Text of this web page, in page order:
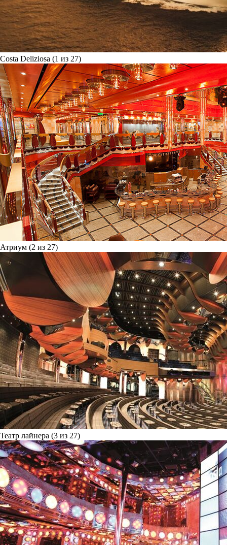
Costa Deliziosa (1 из 27)
Атриум (2 из 27)
Театр лайнера (3 из 27)